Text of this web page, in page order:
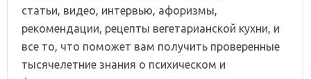
статьи, видео, интервью, афоризмы,
рекомендации, рецепты вегетарианской кухни, и
все то, что поможет вам получить проверенные
тысячелетние знания о психическом и